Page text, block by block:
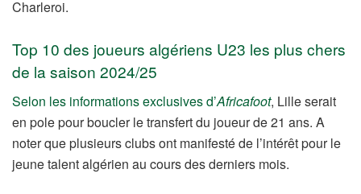
Charleroi.
Top 10 des joueurs algériens U23 les plus chers
de la saison 2024/25
Selon les informations exclusives d’Africafoot, Lille serait
en pole pour boucler le transfert du joueur de 21 ans. A
noter que plusieurs clubs ont manifesté de l’intérêt pour le
jeune talent algérien au cours des derniers mois.